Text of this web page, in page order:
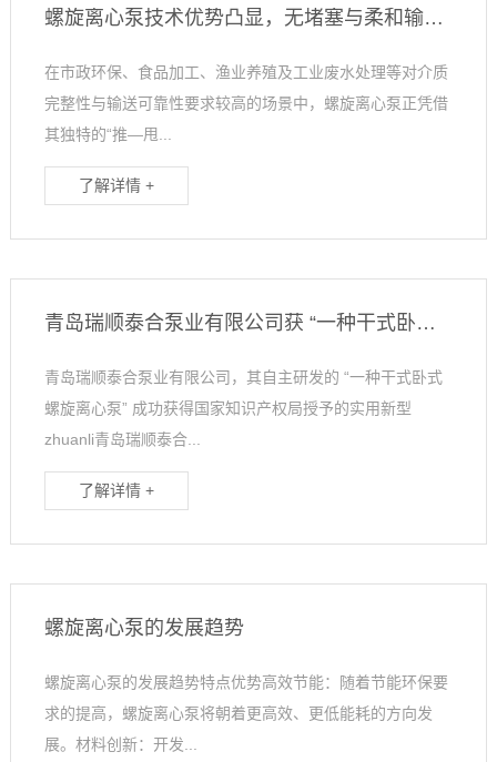
螺旋离心泵技术优势凸显，无堵塞与柔和输送特性驱动多领域应用拓展
在市政环保、食品加工、渔业养殖及工业废水处理等对介质
完整性与输送可靠性要求较高的场景中，螺旋离心泵正凭借
其独特的“推—甩...
了解详情 +
青岛瑞顺泰合泵业有限公司获 “一种干式卧式螺旋离心泵” 实用新型zhuanli
青岛瑞顺泰合泵业有限公司，其自主研发的 “一种干式卧式
螺旋离心泵” 成功获得国家知识产权局授予的实用新型
zhuanli青岛瑞顺泰合...
了解详情 +
螺旋离心泵的发展趋势
螺旋离心泵的发展趋势特点优势高效节能：随着节能环保要
求的提高，螺旋离心泵将朝着更高效、更低能耗的方向发
展。材料创新：开发...